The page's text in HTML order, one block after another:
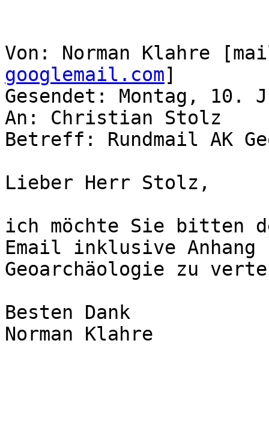
Von: Norman Klahre
googlemail.com]
Gesendet: Montag, 10.
An: Christian Stolz
Betreff: Rundmail AK
Lieber Herr Stolz,
ich möchte Sie bitten
Email inklusive
Geoarchäologie zu
Besten Dank
Norman Klahre